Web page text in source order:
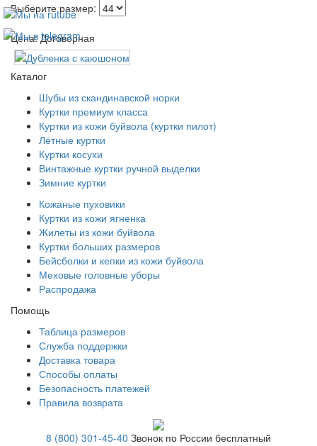
Выберите размер:
Цена: Договорная
Каталог
Шубы из скандинавской норки
Куртки премиум класса
Куртки из кожи буйвола (куртки пилот)
Лётные куртки
Куртки косухи
Винтажные куртки ручной выделки
Зимние куртки
Кожаные пуховики
Куртки из кожи ягненка
Жилеты из кожи буйвола
Куртки больших размеров
Бейсболки и кепки из кожи буйвола
Меховые головные уборы
Распродажа
Помощь
Таблица размеров
Служба поддержки
Доставка товара
Способы оплаты
Безопасность платежей
Правила возврата
8 (800) 301-45-40 Звонок по России бесплатный